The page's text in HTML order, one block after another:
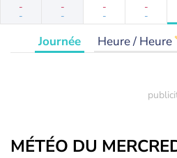
-
-
-
-
-
-
-
-
Journée Heure / Heure
MÉTÉO DU